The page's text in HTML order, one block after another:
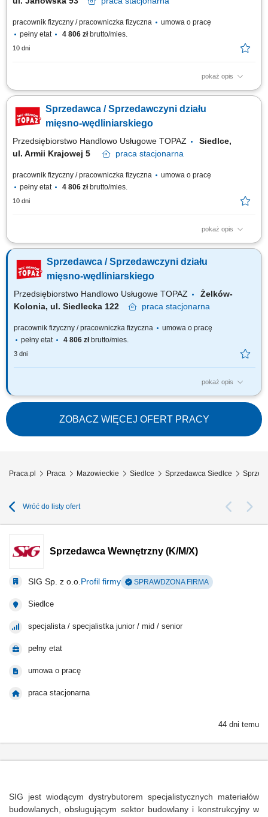
pracownik fizyczny / pracowniczka fizyczna
umowa o pracę
pełny etat
4 806 złbrutto/mies.
10 dni
pokaż opis
Opis stanowiska: obsługa Klientów zgodnie z obowiązującymi
mięsa, wędlin i serów, aktywna sprzedaż i doradztwo produktowe,
monitorowanie terminów przydatności produktów, utrzymanie porządku i
Sprzedawca / Sprzedawczyni działu
mięsno-wędliniarskiego
Przedsiębiorstwo Handlowo Usługowe TOPAZ
Siedlce,
ul. Armii Krajowej 5
praca stacjonarna
pracownik fizyczny / pracowniczka fizyczna
umowa o pracę
pełny etat
4 806 złbrutto/mies.
10 dni
pokaż opis
Opis stanowiska: obsługa Klientów zgodnie z obowiązującymi
mięsa, wędlin i serów, aktywna sprzedaż i doradztwo produktowe,
monitorowanie terminów przydatności produktów, utrzymanie porządku i
Sprzedawca / Sprzedawczyni działu
mięsno-wędliniarskiego
Przedsiębiorstwo Handlowo Usługowe TOPAZ
Żelków-
Kolonia, ul. Siedlecka 122
praca stacjonarna
pracownik fizyczny / pracowniczka fizyczna
umowa o pracę
pełny etat
4 806 złbrutto/mies.
3 dni
pokaż opis
Twoje główne zadania: zapewnienie profesjonalnej obsługi Klientów
zgodnie ze standardami sieci Topaz dbałość o właściwą ekspozycję
towarów na dziale świeżym - mięso, wędliny, sery itp. monitorowanie
terminów przydatności do spożycia aktywna sprzedaż produktów dbałość
o...
ZOBACZ WIĘCEJ OFERT PRACY
Praca.pl Praca Mazowieckie Siedlce Sprzedawca Siedlce
Wróć do listy ofert
Sprzedawca Wewnętrzny (K/M/X)
SIG Sp. z o.o. Profil firmy SPRAWDZONA FIRMA
Siedlce
specjalista / specjalistka junior / mid / senior
pełny etat
umowa o pracę
praca stacjonarna
44 dni temu
SIG jest wiodącym dystrybutorem specjalistycznych materiałów
budowlanych, obsługującym sektor budowlany i konstrukcyjny w